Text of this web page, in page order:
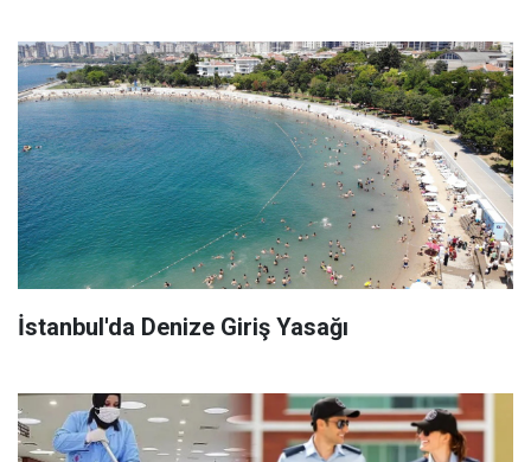
İstanbul'da Denize Giriş Yasağı